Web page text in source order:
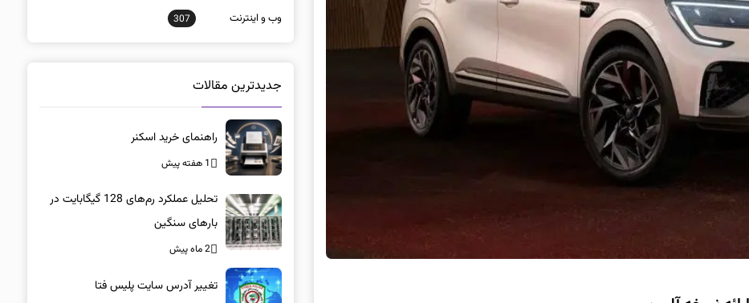
وب و اينترنت 307
جدیدترین مقالات
راهنمای خرید اسکنر
1 هفته پیش
تحلیل عملکرد رم‌های 128 گیگابایت در
بارهای سنگین
2 ماه پیش
تغییر آدرس سایت پلیس فتا